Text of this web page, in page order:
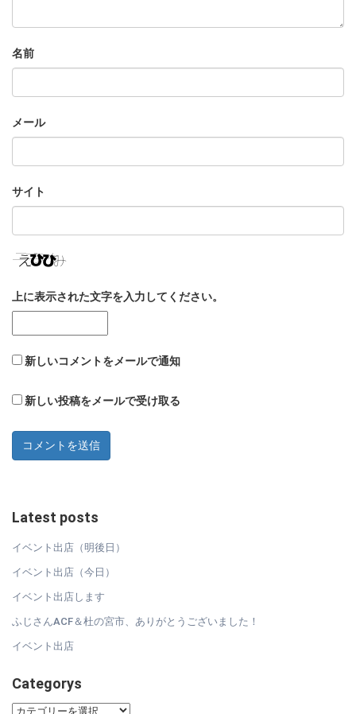
名前
メール
サイト
上に表示された文字を入力してください。
新しいコメントをメールで通知
新しい投稿をメールで受け取る
Latest posts
イベント出店（明後日）
イベント出店（今日）
イベント出店します
ふじさんACF＆杜の宮市、ありがとうございました！
イベント出店
Categorys
Categorys